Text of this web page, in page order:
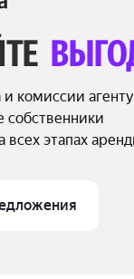
и комиссии агенту
всех этапах